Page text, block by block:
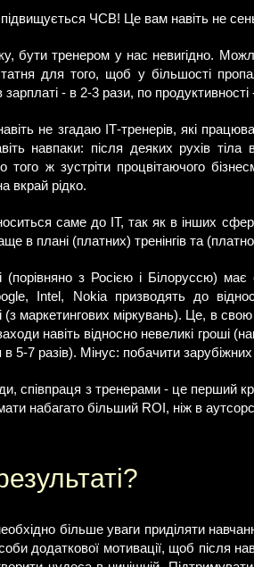
ЧСВ! Це вам навіть не
бути тренером у нас невигідно.
для того, щоб у більшості
- в 2-3 рази, по
не згадаю ІТ-тренерів, які
навпаки: після деяких рухів
того ж зустріти процвітаючого
вкрай рідко.
саме до ІТ, так як в інших
в плані (платних) тренінгів та
(порівняно з Росією і Білоруссю)
Intel, Nokia призводять до
(з маркетингових міркувань). Це, в свою
навіть відносно невеликі гроші
в 5-7 разів). Мінус: побачити
співпраця з тренерами - це перший
набагато більший ROI, ніж в
більше уваги приділяти
додаткової мотивації, щоб після